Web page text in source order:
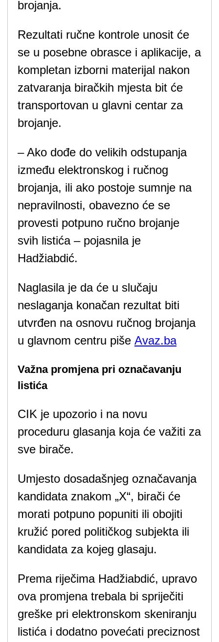
brojanja.
Rezultati ručne kontrole unosit će
se u posebne obrasce i aplikacije, a
kompletan izborni materijal nakon
zatvaranja biračkih mjesta bit će
transportovan u glavni centar za
brojanje.
– Ako dođe do velikih odstupanja
između elektronskog i ručnog
brojanja, ili ako postoje sumnje na
nepravilnosti, obavezno će se
provesti potpuno ručno brojanje
svih listića – pojasnila je
Hadžiabdić.
Naglasila je da će u slučaju
neslaganja konačan rezultat biti
utvrđen na osnovu ručnog brojanja
u glavnom centru piše Avaz.ba
Važna promjena pri označavanju
listića
CIK je upozorio i na novu
proceduru glasanja koja će važiti za
sve birače.
Umjesto dosadašnjeg označavanja
kandidata znakom „X“, birači će
morati potpuno popuniti ili obojiti
kružić pored političkog subjekta ili
kandidata za kojeg glasaju.
Prema riječima Hadžiabdić, upravo
ova promjena trebala bi spriječiti
greške pri elektronskom skeniranju
listića i dodatno povećati preciznost